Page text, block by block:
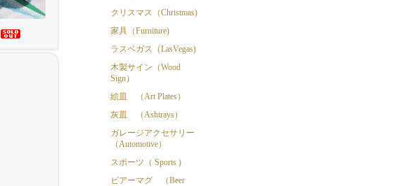
クリスマス（Christmas)
家具（Furniture)
ラスベガス（LasVegas)
木製サイン（Wood
Sign）
絵皿 （Art Plates）
灰皿 （Ashtrays）
ガレージアクセサリー
（Automotive）
スポーツ（ Sports )
ビアーマグ （Beer